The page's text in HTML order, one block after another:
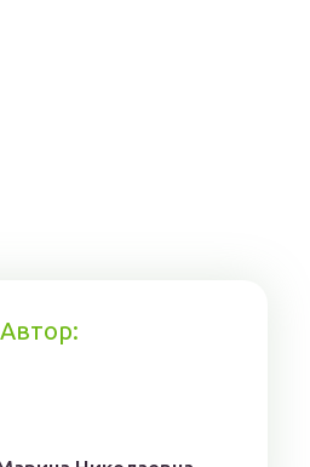
Автор: